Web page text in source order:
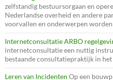
zelfstandig bestuursorgaan en
Nederlandse overheid en andere
voorvallen en onderwerpen
Internetconsultatie ARBO
internetconsultatie een nuttig
bestaande consultatiepraktijk in
Leren van Incidenten Op een